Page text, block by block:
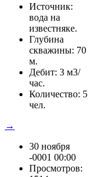
Источник:
вода на
известняке.
Глубина
скважины: 70
м.
Дебит: 3 м3/
час.
Количество: 5
чел.
→
30 ноября
-0001 00:00
Просмотров: